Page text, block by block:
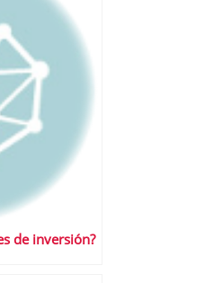
de inversión?